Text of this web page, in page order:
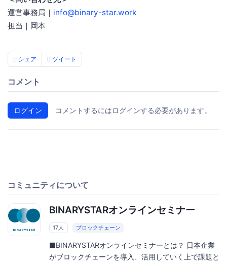
運営事務局｜ info@binary-star.work
担当｜岡本
シェア ツイート
コメント
ログイン コメントするにはログインする必要があります。
コミュニティについて
BINARYSTARオンラインセミナー
17人 ブロックチェーン
■BINARYSTARオンラインセミナーとは？ 日本企業
がブロックチェーンを導入、活用していく上で課題と